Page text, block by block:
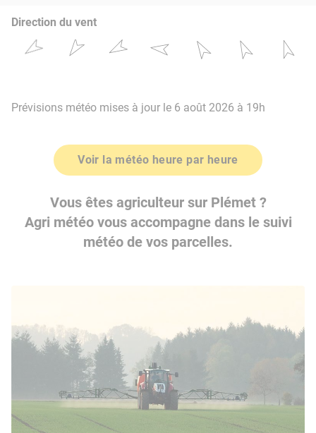
Direction du vent
Prévisions météo mises à jour le 6 août 2026 à 19h
Voir la météo heure par heure
Vous êtes agriculteur sur Plémet ?
Agri météo vous accompagne dans le suivi
météo de vos parcelles.